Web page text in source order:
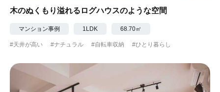
木のぬくもり溢れるログハウスのような空間
マンション事例 1LDK 68.70㎡
#天井が高い #ナチュラル #自転車収納 #ひとり暮らし